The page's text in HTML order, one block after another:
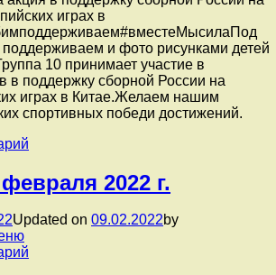
играх в
и фото рисунками детей
10 принимает участие в
в поддержку сборной России на
играх в Китае.Желаем нашим
спортивных победи достижений.
Cтартовала
акция
поддержку
России
2022 г.
Updated on 09.02.2022by